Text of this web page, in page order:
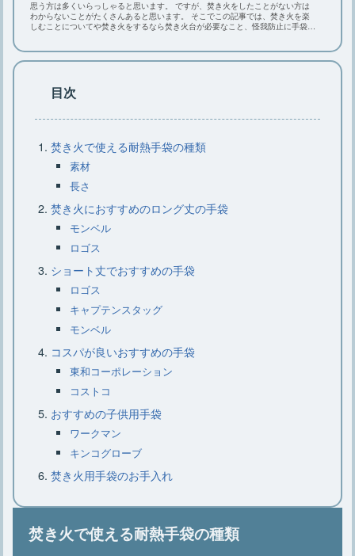
【焚き火の火起こし】必要な道具や方
法、3つのコツや注意点
思う方は多くいらっしゃると思います。 ですが、焚き火をしたことがない方は
わからないことがたくさんあると思います。 そこでこの記事では、焚き火を楽
しむことについてや焚き火をするなら焚き火台が必要なこと、怪我防止に手袋が
ます。これを読めば焚き火の基本がわかります。ぜひ最後までご覧ください。
目次
焚き火で使える耐熱手袋の種類
素材
長さ
焚き火におすすめのロング丈の手袋
モンベル
ロゴス
ショート丈でおすすめの手袋
ロゴス
キャプテンスタッグ
モンベル
コスパが良いおすすめの手袋
東和コーポレーション
コストコ
おすすめの子供用手袋
ワークマン
キンコグローブ
焚き火用手袋のお手入れ
焚き火で使える耐熱手袋の種類